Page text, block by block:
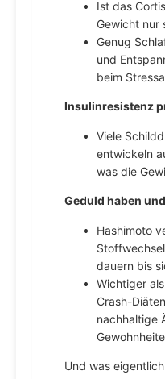
Ist das
Gewicht nur
Genug
und
beim
Insulinresistenz
Viele
entwickeln
was die
Geduld haben
Hashimoto
dauern bis
Wichtiger
Crash-
nachhaltige
Und was